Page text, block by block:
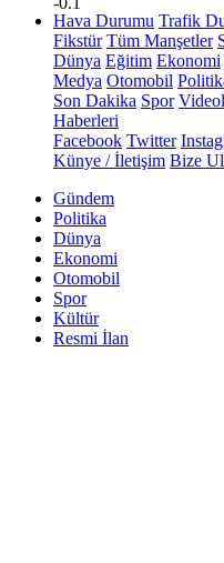
Hava Durumu Trafik
Fikstür Tüm Manşetler
Dünya Eğitim Ekonomi
Medya Otomobil
Son Dakika Spor
Haberleri
Facebook Twitter
Künye / İletişim Bize
Gündem
Politika
Dünya
Ekonomi
Otomobil
Spor
Kültür
Resmi İlan